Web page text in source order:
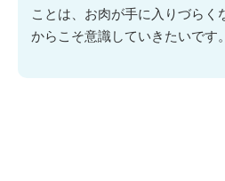
ことは、お肉が手に入りづらく
からこそ意識していきたいです。